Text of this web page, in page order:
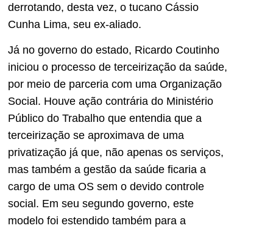
derrotando, desta vez, o tucano Cássio
Cunha Lima, seu ex-aliado.
Já no governo do estado, Ricardo Coutinho
iniciou o processo de terceirização da saúde,
por meio de parceria com uma Organização
Social. Houve ação contrária do Ministério
Público do Trabalho que entendia que a
terceirização se aproximava de uma
privatização já que, não apenas os serviços,
mas também a gestão da saúde ficaria a
cargo de uma OS sem o devido controle
social. Em seu segundo governo, este
modelo foi estendido também para a